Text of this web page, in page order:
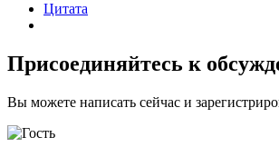
Цитата
Присоединяйтесь к
Вы можете написать сейчас и